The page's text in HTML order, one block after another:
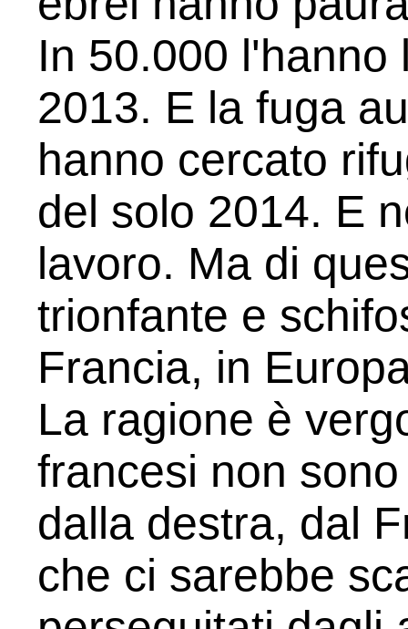
In 50.000 l'hanno
2013. E la fuga
hanno cercato
del solo 2014. E
lavoro. Ma di
trionfante e
Francia, in
La ragione è
francesi non
dalla destra, dal
che ci sarebbe